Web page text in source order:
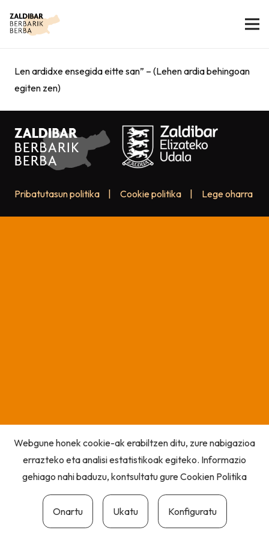
Len ardidxe ensegida eitte san” – (Lehen ardia behingoan
egiten zen)
Pribatutasun politika Cookie politika Lege oharra
Webgune honek cookie-ak erabiltzen ditu, zure nabigazioa
errazteko eta analisi estatistikoak egiteko. Informazio
gehiago nahi baduzu, kontsultatu gureCookien Politika
Onartu Ukatu Konfiguratu